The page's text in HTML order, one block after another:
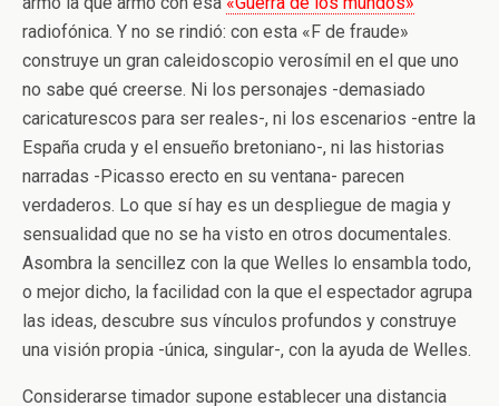
radiofónica. Y no se rindió: con esta «F de fraude»
construye un gran caleidoscopio verosímil en el que uno
no sabe qué creerse. Ni los personajes -demasiado
caricaturescos para ser reales-, ni los escenarios -entre la
España cruda y el ensueño bretoniano-, ni las historias
narradas -Picasso erecto en su ventana- parecen
verdaderos. Lo que sí hay es un despliegue de magia y
sensualidad que no se ha visto en otros documentales.
Asombra la sencillez con la que Welles lo ensambla todo,
o mejor dicho, la facilidad con la que el espectador agrupa
las ideas, descubre sus vínculos profundos y construye
una visión propia -única, singular-, con la ayuda de Welles.
Considerarse timador supone establecer una distancia